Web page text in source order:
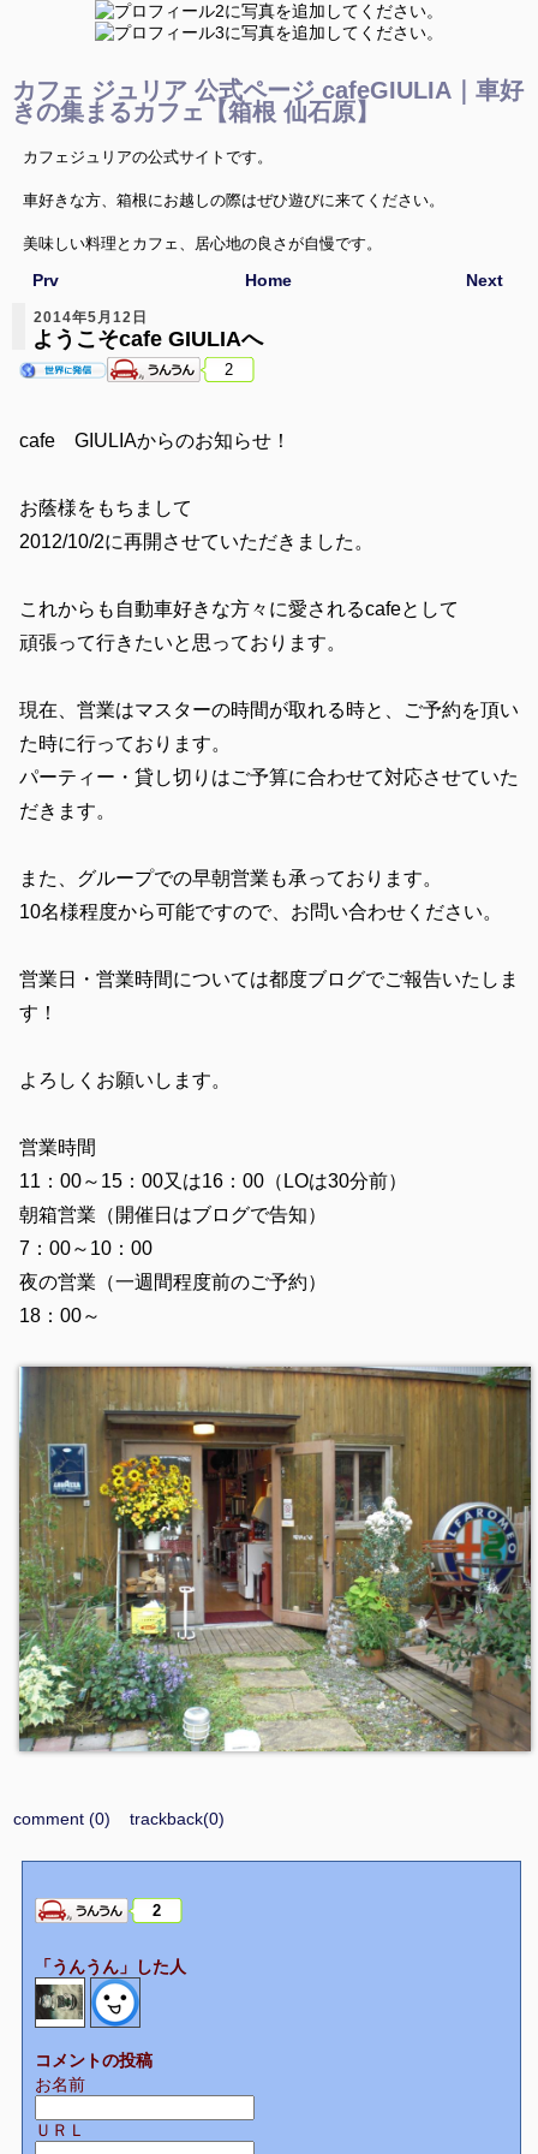
カフェ ジュリア 公式ページ cafeGIULIA｜車好
きの集まるカフェ【箱根 仙石原】
カフェジュリアの公式サイトです。
車好きな方、箱根にお越しの際はぜひ遊びに来てください。
美味しい料理とカフェ、居心地の良さが自慢です。
マスターと車談義に花を咲かせましょう。 Next
Prv Home
2014年5月12日
ようこそcafe GIULIAへ
2
cafe GIULIAからのお知らせ！
お蔭様をもちまして
2012/10/2に再開させていただきました。
これからも自動車好きな方々に愛されるcafeとして
頑張って行きたいと思っております。
現在、営業はマスターの時間が取れる時と、ご予約を頂い
た時に行っております。
パーティー・貸し切りはご予算に合わせて対応させていた
だきます。
また、グループでの早朝営業も承っております。
10名様程度から可能ですので、お問い合わせください。
営業日・営業時間については都度ブログでご報告いたしま
す！
よろしくお願いします。
営業時間
11：00～15：00又は16：00（LOは30分前）
朝箱営業（開催日はブログで告知）
7：00～10：00
夜の営業（一週間程度前のご予約）
18：00～
comment (0) trackback(0)
2
「うんうん」した人
コメントの投稿
お名前
ＵＲＬ